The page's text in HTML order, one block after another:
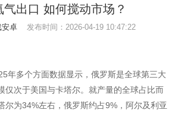
气出口 如何搅动市场？
安卓 发布时间：2026-04-19 10:47:22
多个方面数据显示，俄罗斯是全球第三大
仅次于美国与卡塔尔。就产量的全球占比而
尔为34%左右，俄罗斯约占9%，阿尔及利亚